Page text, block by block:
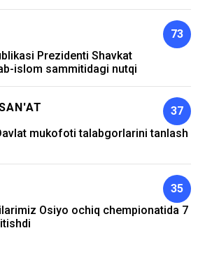
73
Prezidenti Shavkat
islom sammitidagi nutqi
37
mukofoti talabgorlarini tanlash
35
Osiyo ochiq chempionatida 7